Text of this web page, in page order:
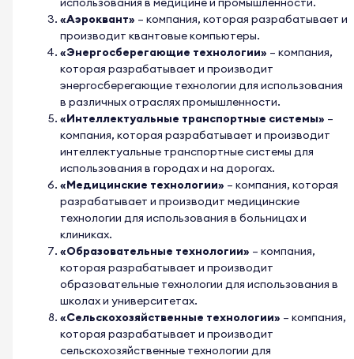
«Аэроквант» – компания, которая разрабатывает и
производит квантовые компьютеры.
«Энергосберегающие технологии» – компания,
которая разрабатывает и производит
энергосберегающие технологии для использования
в различных отраслях промышленности.
«Интеллектуальные транспортные системы» –
компания, которая разрабатывает и производит
интеллектуальные транспортные системы для
использования в городах и на дорогах.
«Медицинские технологии» – компания, которая
разрабатывает и производит медицинские
технологии для использования в больницах и
клиниках.
«Образовательные технологии» – компания,
которая разрабатывает и производит
образовательные технологии для использования в
школах и университетах.
«Сельскохозяйственные технологии» – компания,
которая разрабатывает и производит
сельскохозяйственные технологии для